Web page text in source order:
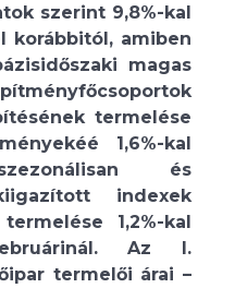
szerint 9,8%-kal
korábbitól, amiben
magas
termelése
1,6%-kal
és
indexek
1,2%-kal
Az I.
termelői árai –